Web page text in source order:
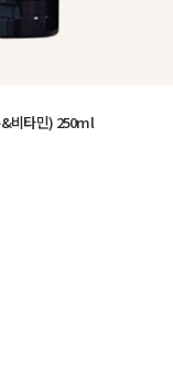
비타민) 250ml